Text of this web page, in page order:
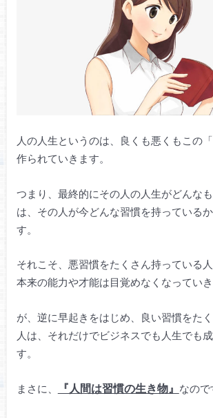
人の人生というのは、良くも悪くもこの
作られていきます。
つまり、最終的にその人の人生がどんな
は、その人が今どんな習慣を持っている
す。
それこそ、悪習慣をたくさん持っている
本来の能力や才能は目覚めなくなっていき
が、逆に早起きをはじめ、良い習慣をた
人は、それだけでビジネスでも人生でも
す。
まさに、 『人間は習慣の生き物』 なので